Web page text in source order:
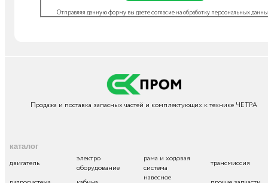
Отправляя данную форму вы даете согласие наобработку персональных
Продажа и поставка запасных частей и комплектующих к технике ЧЕТРА
каталог
двигатель
электро
оборудование
рама и ходовая
система
трансмиссия
навесное